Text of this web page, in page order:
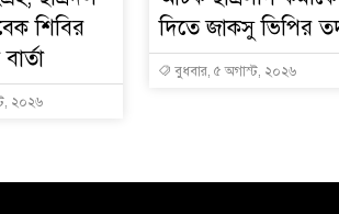
শিবির
২০২৬
দিতে জাকসু ভিপির
বুধবার, ৫ অগাস্ট, ২০২৬